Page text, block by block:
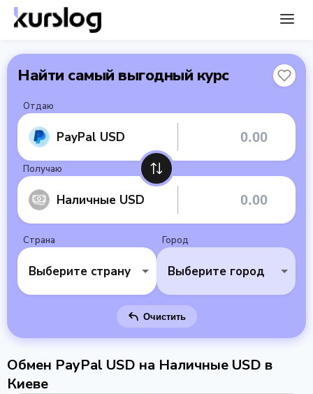
Найти самый выгодный курс
Отдаю
PayPal USD
Получаю
Наличные USD
Страна
Выберите страну
Город
Выберите город
Очистить
Обмен PayPal USD на Наличные USD в
Киеве